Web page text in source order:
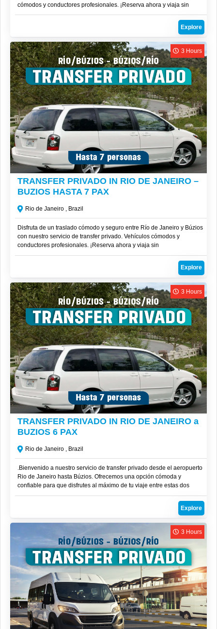
cómodos y conductores profesionales. ¡Reserva ahora y viaja sin
complicaciones!
Explore
R$1,000
3 Hours
TRANSFER PRIVADO IN RIO DE JANEIRO –
BUZIOS HASTA 7 PAX
Rio de Janeiro , Brazil
Disfruta de un traslado cómodo y seguro entre Río de Janeiro y Búzios
con nuestro servicio de transfer privado. Vehículos cómodos y
conductores profesionales. ¡Reserva ahora y viaja sin
complicaciones!Viaja en total comodidad y privacidad con nuestro
servicio personalizado, ideal para grupos de hasta 7 personas.
Explore
R$850
3 Hours
TRANSFER PRIVADO IN RIO DE JANEIRO a
BUZIOS 6 PAX
Rio de Janeiro , Brazil
.Bienvenido a nuestro servicio de transfer privado desde el aeropuerto
Rio de Janeiro hasta Búzios. Ofrecemos una opción cómoda y
confiable para que disfrutes al máximo de tu viaje entre estas dos
increíbles ubicaciones.
Explore
3 Hours